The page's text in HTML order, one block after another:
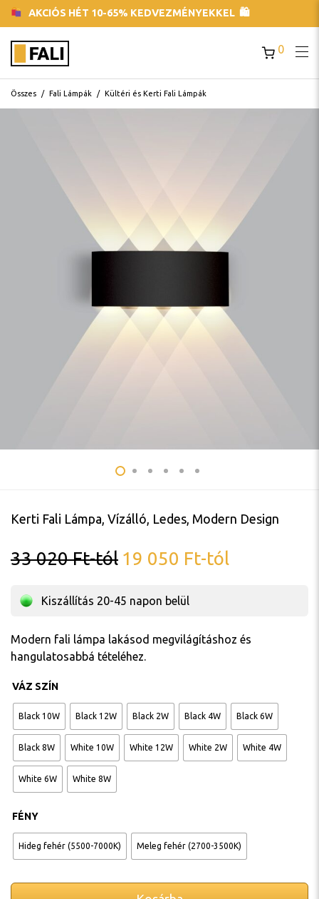
AKCIÓS HÉT 10-65% KEDVEZMÉNYEKKEL 🛍
0
Összes / Fali Lámpák / Kültéri és Kerti Fali Lámpák
Kerti Fali Lámpa, Vízálló, Ledes, Modern Design
33 020Ft-tól 19 050 Ft-tól
Kiszállítás 20-45 napon belül
Modern fali lámpa lakásod megvilágításhoz és
hangulatosabbá tételéhez.
VÁZ SZÍN
Black 10W Black 12W Black 2W Black 4W Black 6W
Black 8W White 10W White 12W White 2W White 4W
White 6W White 8W
FÉNY
Hideg fehér (5500-7000K) Meleg fehér (2700-3500K)